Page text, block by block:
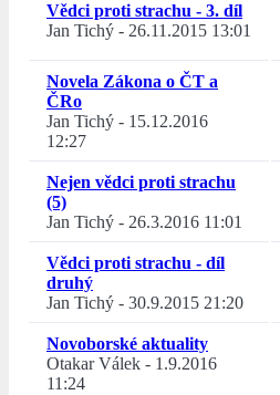
Vědci proti strachu - 3. díl
Jan Tichý - 26.11.2015 13:01
Novela Zákona o ČT a
ČRo
Jan Tichý - 15.12.2016
12:27
Nejen vědci proti strachu
(5)
Jan Tichý - 26.3.2016 11:01
Vědci proti strachu - díl
druhý
Jan Tichý - 30.9.2015 21:20
Novoborské aktuality
Otakar Válek - 1.9.2016
11:24